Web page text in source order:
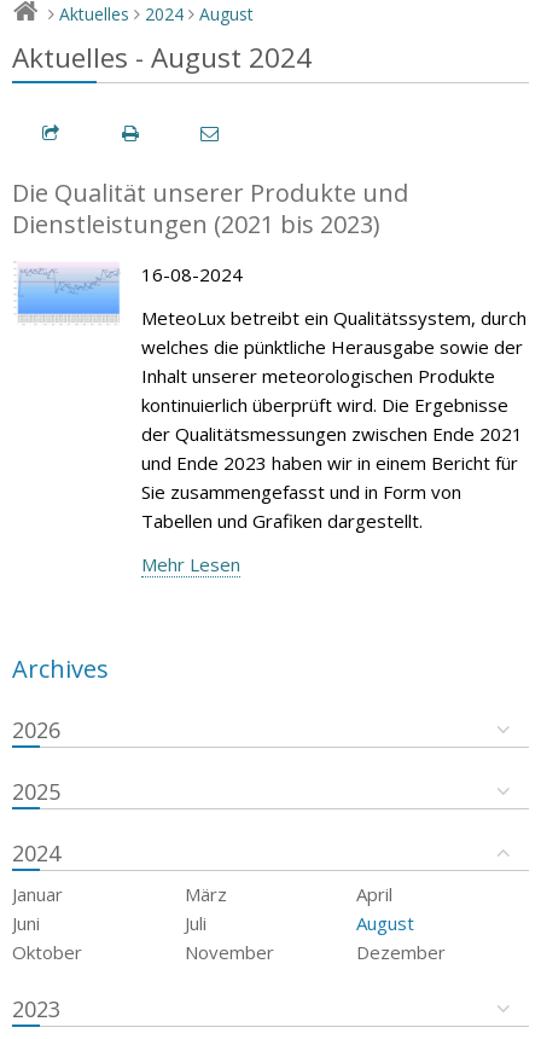
> Aktuelles > 2024 > August
Aktuelles - August 2024
Die Qualität unserer Produkte und
Dienstleistungen (2021 bis 2023)
16-08-2024
MeteoLux betreibt ein Qualitätssystem, durch
welches die pünktliche Herausgabe sowie der
Inhalt unserer meteorologischen Produkte
kontinuierlich überprüft wird. Die Ergebnisse
der Qualitätsmessungen zwischen Ende 2021
und Ende 2023 haben wir in einem Bericht für
Sie zusammengefasst und in Form von
Tabellen und Grafiken dargestellt.
Mehr Lesen
Archives
2026
2025
2024
Januar März
April
Juni
Juli
August
Oktober
November Dezember
2023